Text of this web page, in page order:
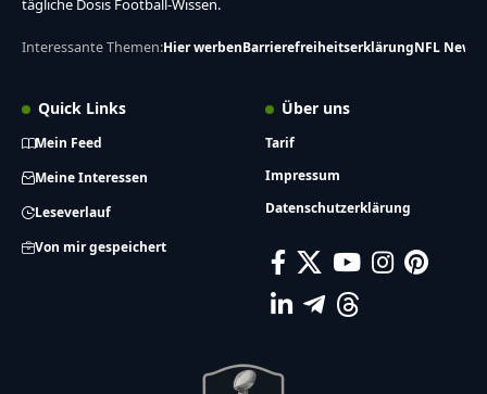
tägliche Dosis Football-Wissen.
Interessante Themen:Hier werbenBarrierefreiheitserklärungNFL News
Quick Links
Mein Feed
Meine Interessen
Leseverlauf
Von mir gespeichert
Über uns
Tarif
Impressum
Datenschutzerklärung